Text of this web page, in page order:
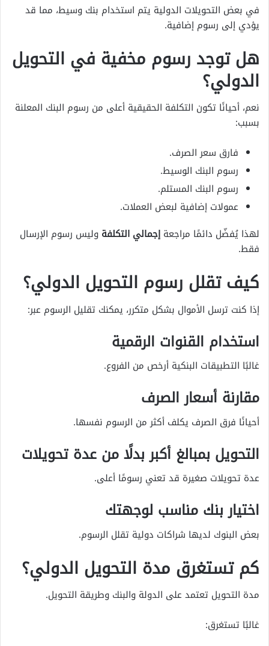
في بعض التحويلات الدولية يتم استخدام بنك وسيط، مما قد
يؤدي إلى رسوم إضافية.
هل توجد رسوم مخفية في التحويل
الدولي؟
نعم، أحيانًا تكون التكلفة الحقيقية أعلى من رسوم البنك المعلنة
بسبب:
فارق سعر الصرف.
رسوم البنك الوسيط.
رسوم البنك المستلم.
عمولات إضافية لبعض العملات.
لهذا يُفضّل دائمًا مراجعة إجمالي التكلفة وليس رسوم الإرسال
فقط.
كيف تقلل رسوم التحويل الدولي؟
إذا كنت ترسل الأموال بشكل متكرر، يمكنك تقليل الرسوم عبر:
استخدام القنوات الرقمية
غالبًا التطبيقات البنكية أرخص من الفروع.
مقارنة أسعار الصرف
أحيانًا فرق الصرف يكلف أكثر من الرسوم نفسها.
التحويل بمبالغ أكبر بدلًا من عدة تحويلات
عدة تحويلات صغيرة قد تعني رسومًا أعلى.
اختيار بنك مناسب لوجهتك
بعض البنوك لديها شراكات دولية تقلل الرسوم.
كم تستغرق مدة التحويل الدولي؟
مدة التحويل تعتمد على الدولة والبنك وطريقة التحويل.
غالبًا تستغرق: